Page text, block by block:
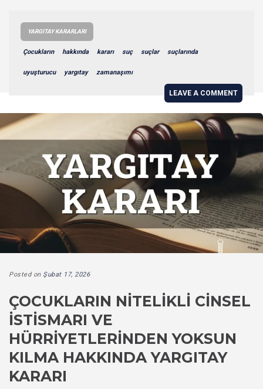
YARGITAY KARARLARI
Çocukların hakkında kararı suç suçlar suçlarında
uyuşturucu yargıtay zamanaşımı
LEAVE A COMMENT
Posted on Şubat 17, 2026
ÇOCUKLARIN NITELIKLI CINSEL
İSTISMARI VE
HÜRRIYETLERINDEN YOKSUN
KILMA HAKKINDA YARGITAY
KARARI